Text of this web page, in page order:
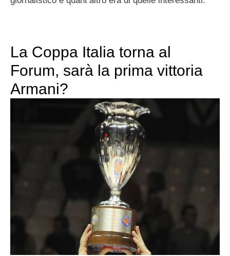
La Coppa Italia torna al
Forum, sarà la prima vittoria
Armani?